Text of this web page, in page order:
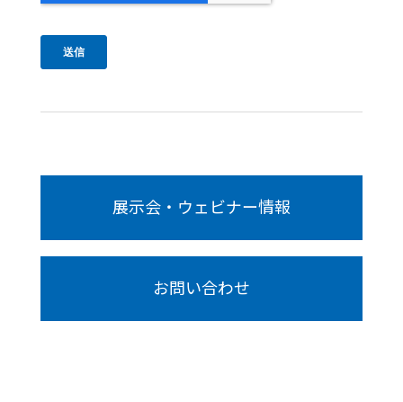
展示会・ウェビナー情報
お問い合わせ